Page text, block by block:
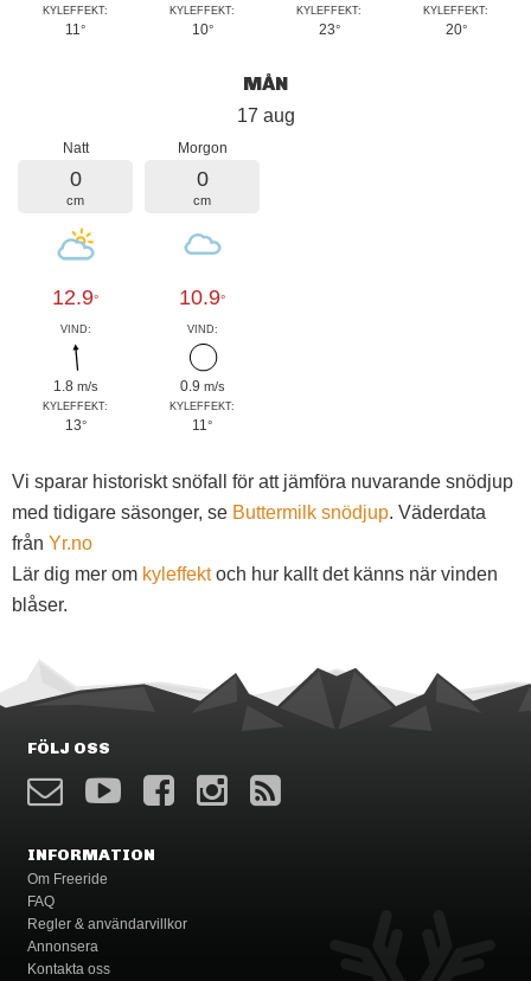
KYLEFFEKT:
11°
KYLEFFEKT:
10°
KYLEFFEKT:
23°
KYLEFFEKT:
20°
MÅN
17 aug
Natt
0
cm
12.9°
VIND:
1.8 m/s
KYLEFFEKT:
13°
Morgon
0
cm
10.9°
VIND:
0.9 m/s
KYLEFFEKT:
11°
Vi sparar historiskt snöfall för att jämföra nuvarande snödjup
med tidigare säsonger, se Buttermilk snödjup. Väderdata
från Yr.no
Lär dig mer om kyleffektoch hur kallt det känns när vinden
blåser.
FÖLJ OSS
INFORMATION
Om Freeride
FAQ
Regler & användarvillkor
Annonsera
Kontakta oss